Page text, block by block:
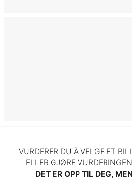
VURDERER DU Å VELGE ET
ELLER GJØRE
DET ER OPP TIL DEG,